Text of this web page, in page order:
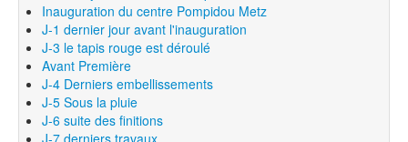
Inauguration du centre Pompidou Metz
J-1 dernier jour avant l'inauguration
J-3 le tapis rouge est déroulé
Avant Première
J-4 Derniers embellissements
J-5 Sous la pluie
J-6 suite des finitions
J-7 derniers travaux